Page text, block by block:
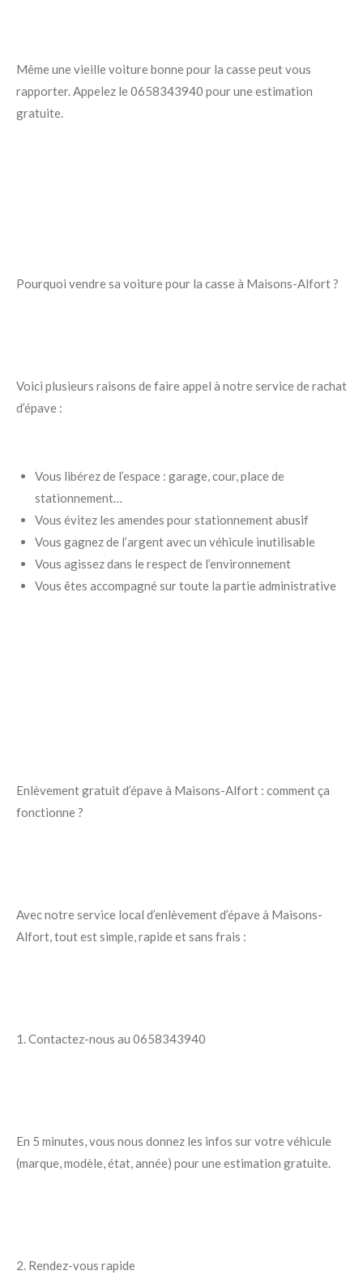
Même une vieille voiture bonne pour la casse peut vous
rapporter. Appelez le 0658343940 pour une estimation
gratuite.
Pourquoi vendre sa voiture pour la casse à Maisons-Alfort ?
Voici plusieurs raisons de faire appel à notre service de rachat
d’épave :
Vous libérez de l’espace : garage, cour, place de
stationnement…
Vous évitez les amendes pour stationnement abusif
Vous gagnez de l’argent avec un véhicule inutilisable
Vous agissez dans le respect de l’environnement
Vous êtes accompagné sur toute la partie administrative
Enlèvement gratuit d’épave à Maisons-Alfort : comment ça
fonctionne ?
Avec notre service local d’enlèvement d’épave à Maisons-
Alfort, tout est simple, rapide et sans frais :
1. Contactez-nous au 0658343940
En 5 minutes, vous nous donnez les infos sur votre véhicule
(marque, modèle, état, année) pour une estimation gratuite.
2. Rendez-vous rapide